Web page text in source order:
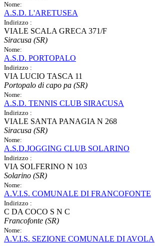
Nome:
A.S.D. L'ARETUSEA
Indirizzo :
VIALE SCALA GRECA 371/F
Siracusa (SR)
Nome:
A.S.D. PORTOPALO
Indirizzo :
VIA LUCIO TASCA 11
Portopalo di capo pa (SR)
Nome:
A.S.D. TENNIS CLUB SIRACUSA
Indirizzo :
VIALE SANTA PANAGIA N 268
Siracusa (SR)
Nome:
A.S.D.JOGGING CLUB SOLARINO
Indirizzo :
VIA SOLFERINO N 103
Solarino (SR)
Nome:
A.V.I.S. COMUNALE DI FRANCOFONTE
Indirizzo :
C DA COCO S N C
Francofonte (SR)
Nome:
A.V.I.S. SEZIONE COMUNALE DI AVOLA